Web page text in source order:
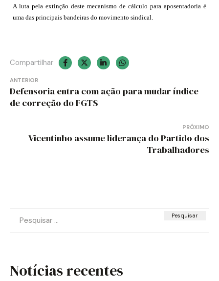
A luta pela extinção deste mecanismo de cálculo para aposentadoria é
uma das principais bandeiras do movimento sindical.
Compartilhar
Navegação
de
ANTERIOR
Defensoria entra com ação para mudar índice
de correção do FGTS
PRÓXIMO
Vicentinho assume liderança do Partido dos
Trabalhadores
por:
Notícias recentes